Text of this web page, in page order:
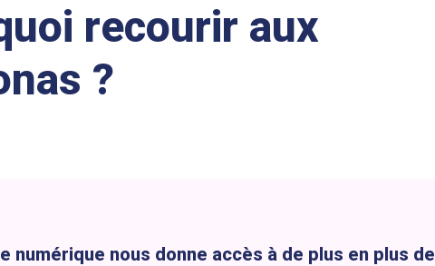
recourir aux
?
numérique nous donne accès à de plus en plus de